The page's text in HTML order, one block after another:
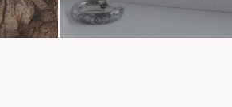
クロス